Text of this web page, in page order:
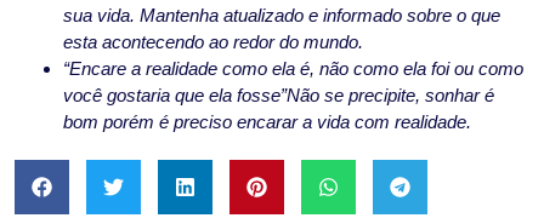
sua vida. Mantenha atualizado e informado sobre o que
esta acontecendo ao redor do mundo.
“Encare a realidade como ela é, não como ela foi ou como
você gostaria que ela fosse”Não se precipite, sonhar é
bom porém é preciso encarar a vida com realidade.